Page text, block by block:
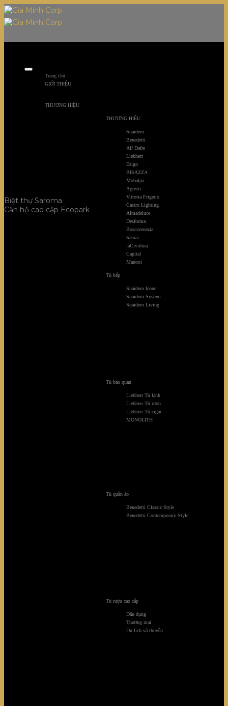
Skip
to
content
Trang chủ
GIỚI THIỆU
THƯƠNG HIỆU
THƯƠNG HIỆU
Snaidero
Benedetti
Alf Dafre
Liebherr
Esigo
BISAZZA
Mobalpa
Agresti
Vittoria Frigerio
Castro Lighting
Almadeluce
Desforma
Boscavenezia
Sahrai
laCividina
Capital
Manooi
Tủ bếp
Snaidero Icone
Snaidero System
Snaidero Living
Tủ bảo quản
Liebherr Tủ lạnh
Liebherr Tủ rượu
Liebherr Tủ cigar
MONOLITH
Tủ quần áo
Benedetti Classic Style
Benedetti Contemporary Style
Tủ rượu cao cấp
Dân dụng
Thương mại
Du lịch và thuyền
Biệt thự Saroma
Căn hộ cao cấp Ecopark